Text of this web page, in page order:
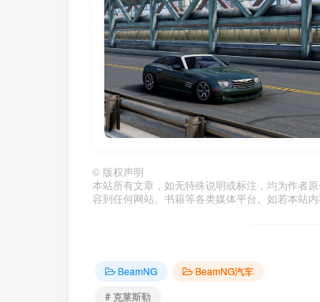
© 版权声明
本站所有文章，如无特殊说明或标注，均为作者
容到任何网站、书籍等各类媒体平台。如若本站
BeamNG
BeamNG汽车
# 克莱斯勒